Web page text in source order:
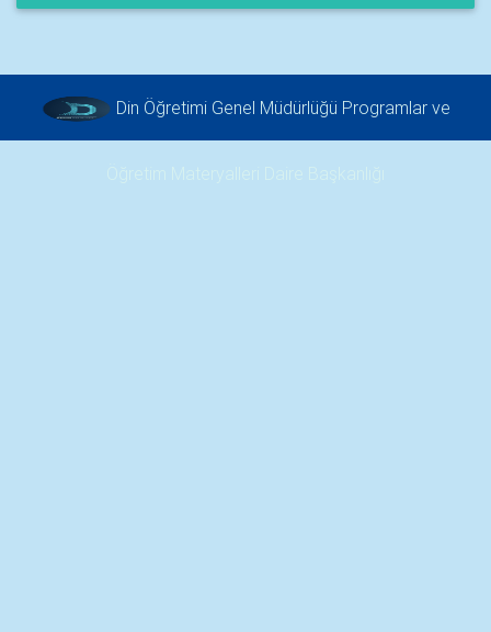
Din Öğretimi Genel Müdürlüğü Programlar ve